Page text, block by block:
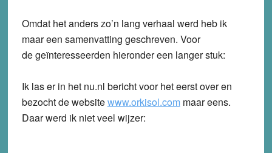
Omdat het anders zo’n lang verhaal werd heb ik
maar een samenvatting geschreven. Voor
de geïnteresseerden hieronder een langer stuk:
Ik las er in het nu.nl bericht voor het eerst over en
bezocht de websitewww.orkisol.commaar eens.
Daar werd ik niet veel wijzer: